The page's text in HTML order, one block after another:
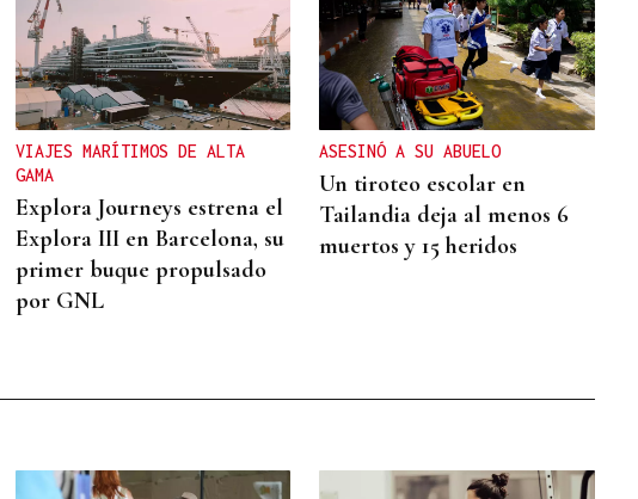
VIAJES MARÍTIMOS DE ALTA
GAMA
Explora Journeys estrena el
Explora III en Barcelona, su
primer buque propulsado
por GNL
ASESINÓ A SU ABUELO
Un tiroteo escolar en
Tailandia deja al menos 6
muertos y 15 heridos